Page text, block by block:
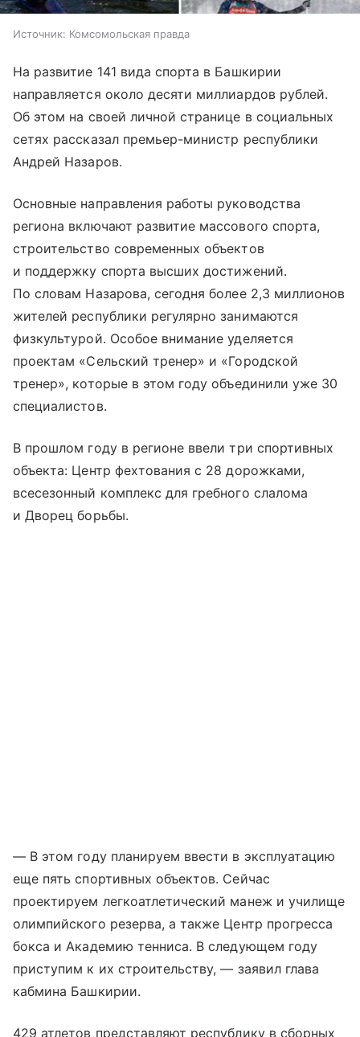
Источник: Комсомольская правда
На развитие 141 вида спорта в Башкирии
направляется около десяти миллиардов рублей.
Об этом на своей личной странице в социальных
сетях рассказал премьер-министр республики
Андрей Назаров.
Основные направления работы руководства
региона включают развитие массового спорта,
строительство современных объектов
и поддержку спорта высших достижений.
По словам Назарова, сегодня более 2,3 миллионов
жителей республики регулярно занимаются
физкультурой. Особое внимание уделяется
проектам «Сельский тренер» и «Городской
тренер», которые в этом году объединили уже 30
специалистов.
В прошлом году в регионе ввели три спортивных
объекта: Центр фехтования с 28 дорожками,
всесезонный комплекс для гребного слалома
и Дворец борьбы.
— В этом году планируем ввести в эксплуатацию
еще пять спортивных объектов. Сейчас
проектируем легкоатлетический манеж и училище
олимпийского резерва, а также Центр прогресса
бокса и Академию тенниса. В следующем году
приступим к их строительству, — заявил глава
кабмина Башкирии.
429 атлетов представляют республику в сборных